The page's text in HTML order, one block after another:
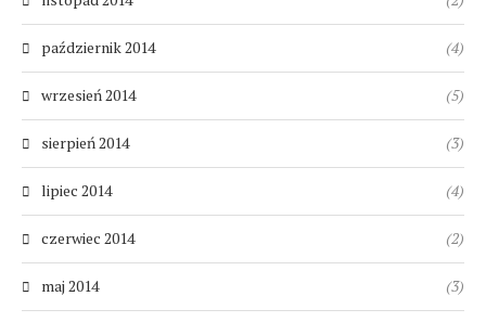
październik 2014 (4)
wrzesień 2014 (5)
sierpień 2014 (3)
lipiec 2014 (4)
czerwiec 2014 (2)
maj 2014 (3)